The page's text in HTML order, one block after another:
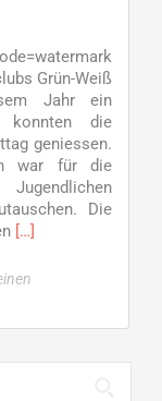
Grün-Weiß
Jahr ein
konnten die
geniessen.
war für die
Die
Read
about
GW
[…]